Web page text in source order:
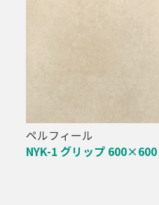
ペルフィール
NYK-1 グリップ 600×600